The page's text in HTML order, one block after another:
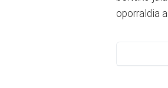
oporraldia